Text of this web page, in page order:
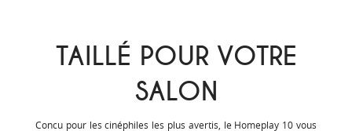
TAILLÉ POUR VOTRE
SALON
Concu pour les cinéphiles les plus avertis, le Homeplay 10 vous